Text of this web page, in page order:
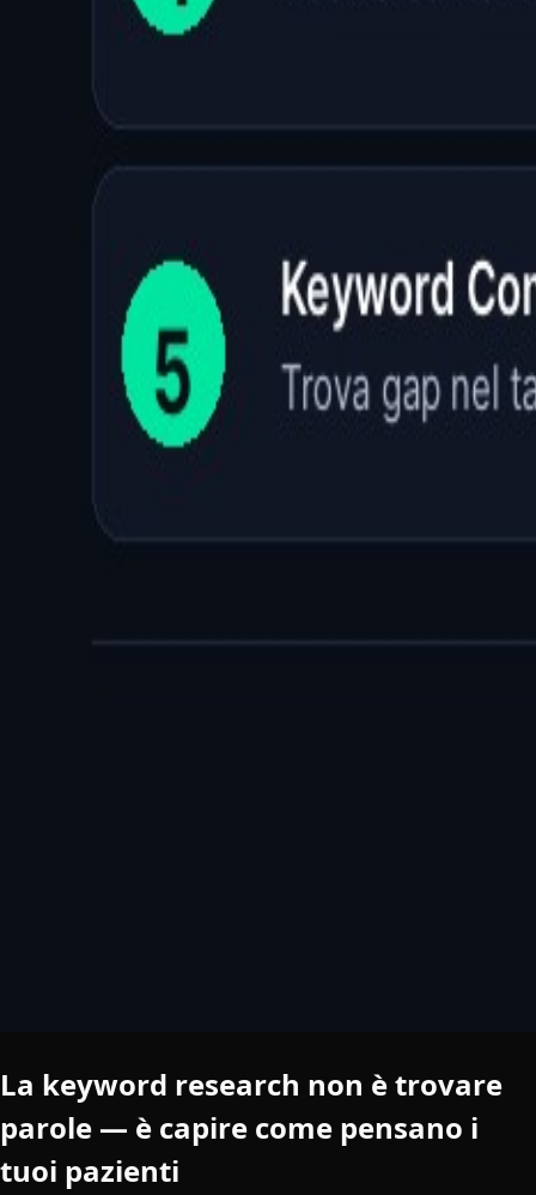
La keyword research non è trovare
parole — è capire come pensano i
tuoi pazienti